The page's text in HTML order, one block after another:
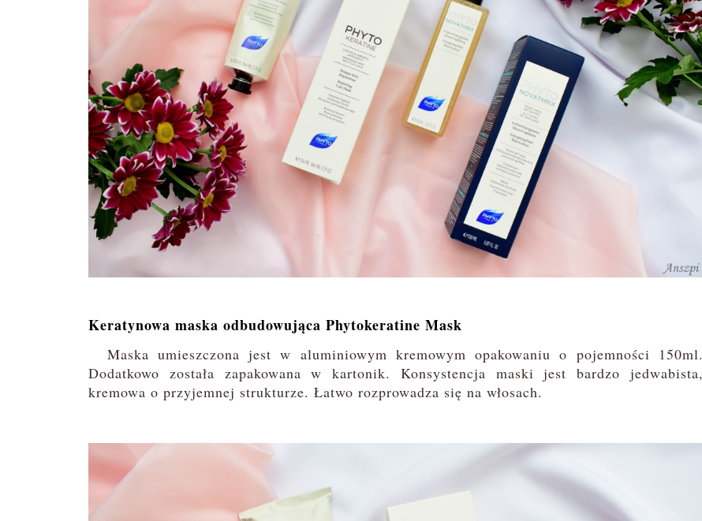
Keratynowa maska odbudowująca Phytokeratine Mask
Maska umieszczona jest w aluminiowym kremowym opakowaniu o pojemności 150ml.
Dodatkowo została zapakowana w kartonik. Konsystencja maski jest bardzo jedwabista,
kremowa o przyjemnej strukturze. Łatwo rozprowadza się na włosach.